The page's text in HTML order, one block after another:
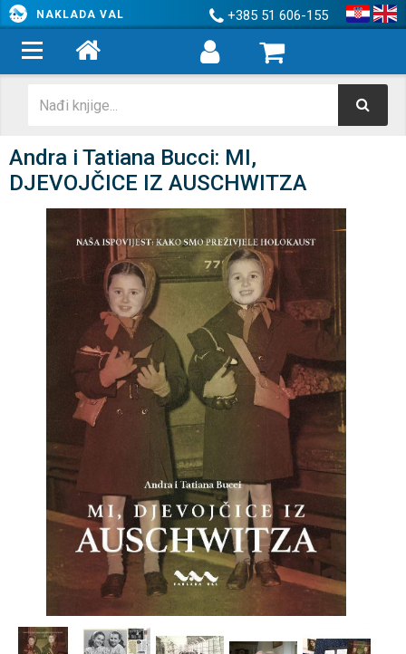
NAKLADA VAL +385 51 606-155
Andra i Tatiana Bucci: MI,
DJEVOJČICE IZ AUSCHWITZA